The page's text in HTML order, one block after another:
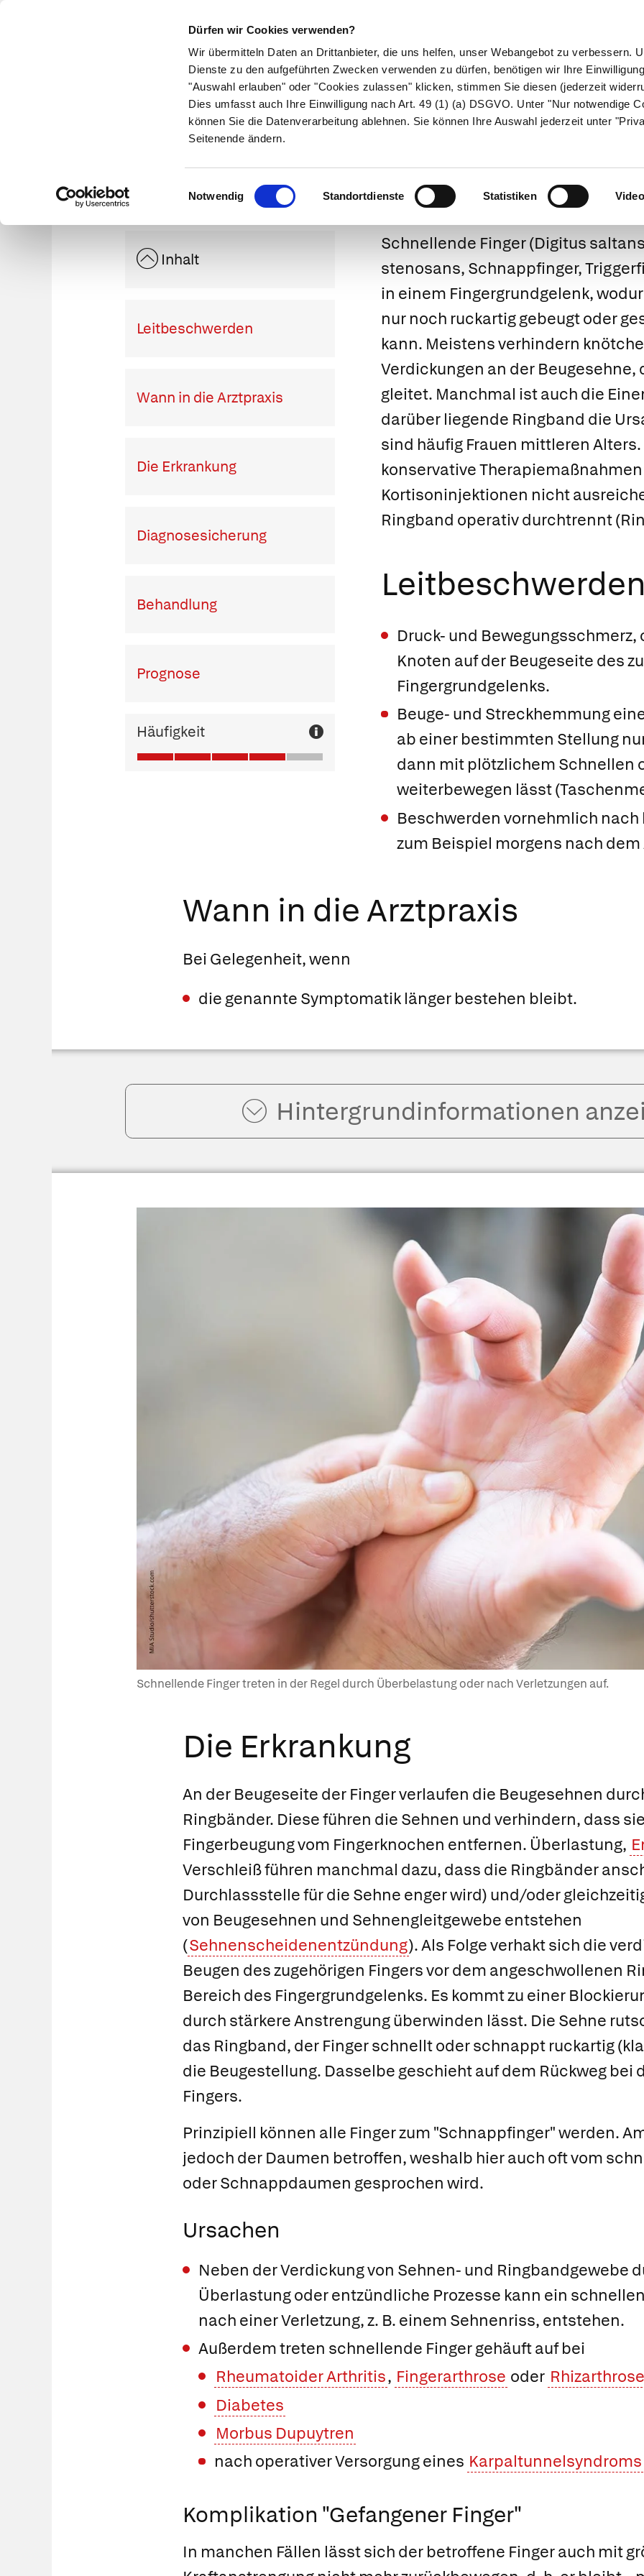
Dürfen wir Cookies verwenden?
Wir übermitteln Daten an Drittanbieter, die uns helfen, unser Webangebot zu verbessern.
Dienste zu den aufgeführten Zwecken verwenden zu dürfen, benötigen wir Ihre
"Auswahl erlauben" oder "Cookies zulassen" klicken, stimmen Sie diesen (jederzeit
Dies umfasst auch Ihre Einwilligung nach Art. 49 (1) (a) DSGVO. Unter "Nur notwendige
können Sie die Datenverarbeitung ablehnen. Sie können Ihre Auswahl jederzeit unter
Seitenende ändern.
Einwilligungsauswahl
Notwendig Standortdienste Statistiken
Symptome Therapie Medikamente Naturheilkunde Eltern & Kind
Schnellende
Inhalt
Leitbeschwerden
Wann in die Arztpraxis
Die Erkrankung
Diagnosesicherung
Behandlung
Prognose
Häufigkeit
Schnellende Finger(Digitus
stenosans, Schnappfinger,
in einem Fingergrundgelenk,
nur noch ruckartig gebeugt oder
kann. Meistens verhindern
Verdickungen an der
gleitet. Manchmal ist auch die
darüber liegende Ringband die
sind häufig Frauen mittleren
konservative
Kortisoninjektionen nicht
Ringband operativ durchtrennt
Druck- und
Knoten auf der Beugeseite des
Fingergrundgelenks.
Beuge- und Streckhemmung
ab einer bestimmten Stellung
dann mit plötzlichem Schnellen
weiterbewegen lässt
Beschwerden vornehmlich nach
zum Beispiel morgens nach
Wann in die Arztpraxis
Bei Gelegenheit, wenn
die genannte Symptomatik länger bestehen bleibt.
Hintergrund­informationen
Schnellende Finger treten in der Regel durch Überbelastung oder nach Verletzungen auf.
Die Erkrankung
An der Beugeseite der Finger verlaufen die Beugesehnen
Ringbänder. Diese führen die Sehnen und verhindern, dass
Fingerbeugung vom Fingerknochen entfernen. Überlastung,
Verschleiß führen manchmal dazu, dass die Ringbänder
Durchlassstelle für die Sehne enger wird) und/oder
von Beugesehnen und Sehnengleitgewebe entstehen
(Sehnenscheidenentzündung). Als Folge verhakt sich die
Beugen des zugehörigen Fingers vor dem angeschwollenen
Bereich des Fingergrundgelenks. Es kommt zu einer
durch stärkere Anstrengung überwinden lässt. Die Sehne
das Ringband, der Finger schnellt oder schnappt ruckartig
die Beugestellung. Dasselbe geschieht auf dem Rückweg bei
Fingers.
Prinzipiell können alle Finger zum "Schnappfinger" werden.
jedoch der Daumen betroffen, weshalb hier auch oft vom
oderSchnappdaumen gesprochen wird.
Ursachen
Neben der Verdickung von Sehnen- und Ringbandgewebe
Überlastung oder entzündliche Prozesse kann ein
nach einer Verletzung, z. B. einem Sehnenriss, entstehen.
Außerdem treten schnellende Finger gehäuft auf bei
Rheumatoider Arthritis, Fingerarthrose oder Rhizarthrose
Diabetes
Morbus Dupuytren
nach operativer Versorgung eines Karpaltunnelsyndroms
Komplikation "Gefangener Finger"
In manchen Fällen lässt sich der betroffene Finger auch mit